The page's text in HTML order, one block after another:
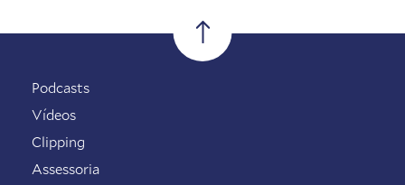
Podcasts
Vídeos
Clipping
Assessoria